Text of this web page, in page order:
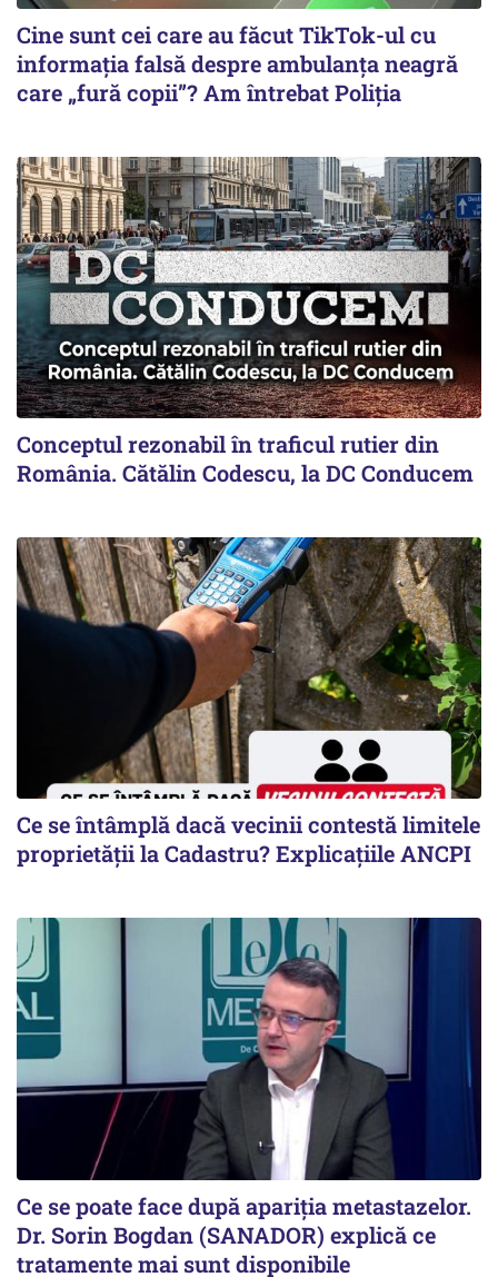
Cine sunt cei care au făcut TikTok-ul cu
informația falsă despre ambulanța neagră
care „fură copii”? Am întrebat Poliția
Conceptul rezonabil în traficul rutier din
România. Cătălin Codescu, la DC Conducem
Ce se întâmplă dacă vecinii contestă limitele
proprietății la Cadastru? Explicațiile ANCPI
Ce se poate face după apariția metastazelor.
Dr. Sorin Bogdan (SANADOR) explică ce
tratamente mai sunt disponibile